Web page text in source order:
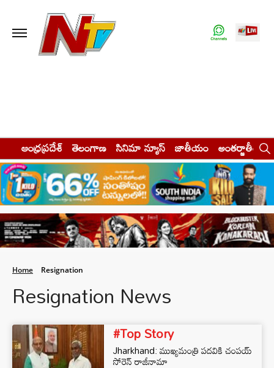
ఆంధ్రప్రదేశ్ తెలంగాణ సినిమా న్యూస్ జాతీయం అంతర్జాతీయం
Home Resignation
Resignation News
#Top Story
Jharkhand: ముఖ్యమంత్రి పదవికి చంపయ్
సోరెన్ రాజీనామా